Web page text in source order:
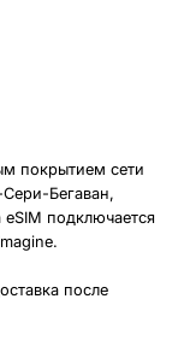
покрытием сети
Бегаван,
подключается
после